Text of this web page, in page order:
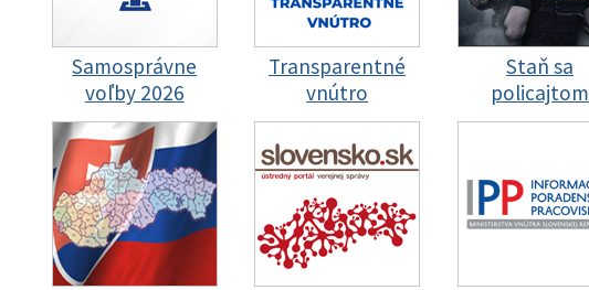
Samosprávne
voľby 2026
Transparentné
vnútro
Staň sa
policajtom